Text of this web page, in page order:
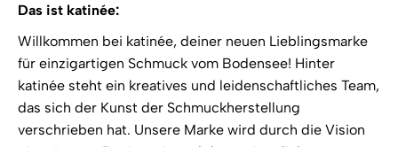
Das ist katinée:
Willkommen bei katinée, deiner neuen Lieblingsmarke
für einzigartigen Schmuck vom Bodensee! Hinter
katinée steht ein kreatives und leidenschaftliches Team,
das sich der Kunst der Schmuckherstellung
verschrieben hat. Unsere Marke wird durch die Vision